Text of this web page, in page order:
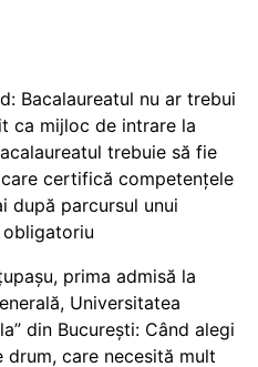
Bacalaureatul nu ar trebui
ca mijloc de intrare la
trebuie să fie
certifică competențele
după parcursul unui
prima admisă la
Universitatea
din București: Când alegi
drum, care necesită mult